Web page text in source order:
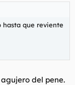
hasta que reviente
del pene.